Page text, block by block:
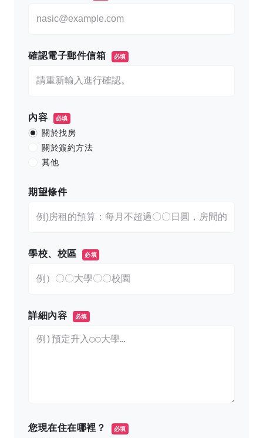
確認電子郵件信箱 必填
內容 必填
關於找房
關於簽約方法
其他
期望條件
學校、校區 必填
詳細內容 必填
您現在住在哪裡？ 必填